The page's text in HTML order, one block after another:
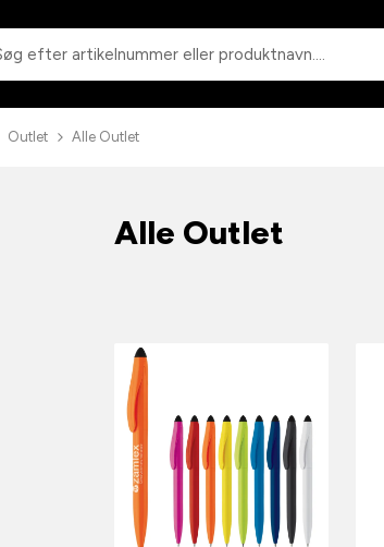
Outlet Alle Outlet
Alle Outlet